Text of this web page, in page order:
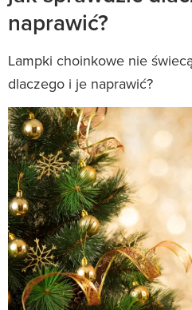
naprawić?
Lampki choinkowe nie
dlaczego i je naprawić?